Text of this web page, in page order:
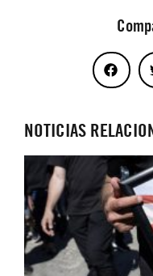
NOTICIAS